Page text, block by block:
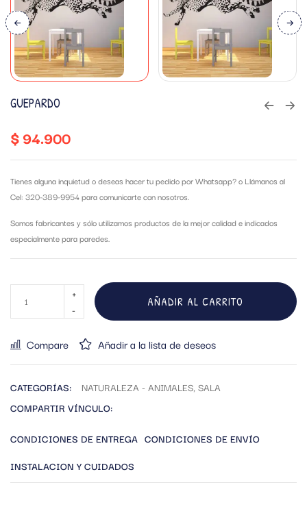
GUEPARDO
$94.900
Tienes alguna inquietud o deseas hacer tu pedido por Whatsapp?o Llámanos al
Cel: 320-389-9954 para comunicarte con nosotros.
Somos fabricantes y sólo utilizamos productos de la mejor calidad e indicados
especialmente para paredes.
AÑADIR AL CARRITO
Compare Añadir a la lista de deseos
CATEGORÍAS: NATURALEZA - ANIMALES, SALA
COMPARTIR VÍNCULO:
CONDICIONES DE ENTREGA CONDICIONES DE ENVÍO
INSTALACION Y CUIDADOS